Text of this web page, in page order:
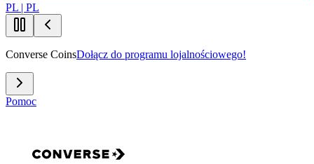
PL | PL
Converse CoinsDołącz do programu lojalnościowego!
Pomoc